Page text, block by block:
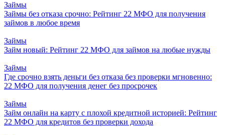
Займы
Займы без отказа срочно: Рейтинг 22 МФО для получения
займов в любое время
Займы
Займ новый: Рейтинг 22 МФО для займов на любые нужды
Займы
Где срочно взять деньги без отказа без проверки мгновенно:
22 МФО для получения денег без просрочек
Займы
Займ онлайн на карту с плохой кредитной историей: Рейтинг
22 МФО для кредитов без проверки дохода